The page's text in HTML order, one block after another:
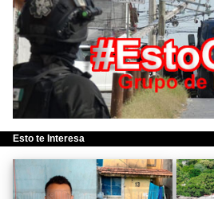
Esto te Interesa